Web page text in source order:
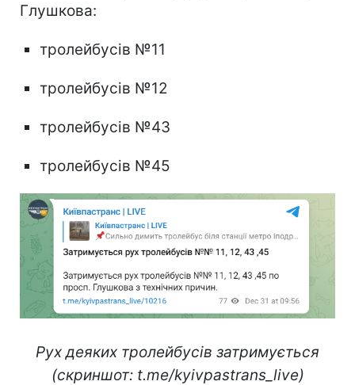
Глушкова:
тролейбусів №11
тролейбусів №12
тролейбусів №43
тролейбусів №45
Рух деяких тролейбусів затримується
(скриншот: t.me/kyivpastrans_live)